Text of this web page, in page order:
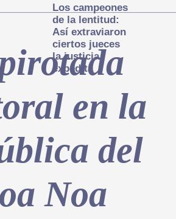
Los campeones
de la lentitud:
Así extraviaron
ciertos jueces
la justicia
expedita
en la
del
Noa